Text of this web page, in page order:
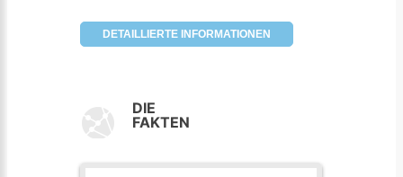
DETAILLIERTE INFORMATIONEN
DIE
FAKTEN